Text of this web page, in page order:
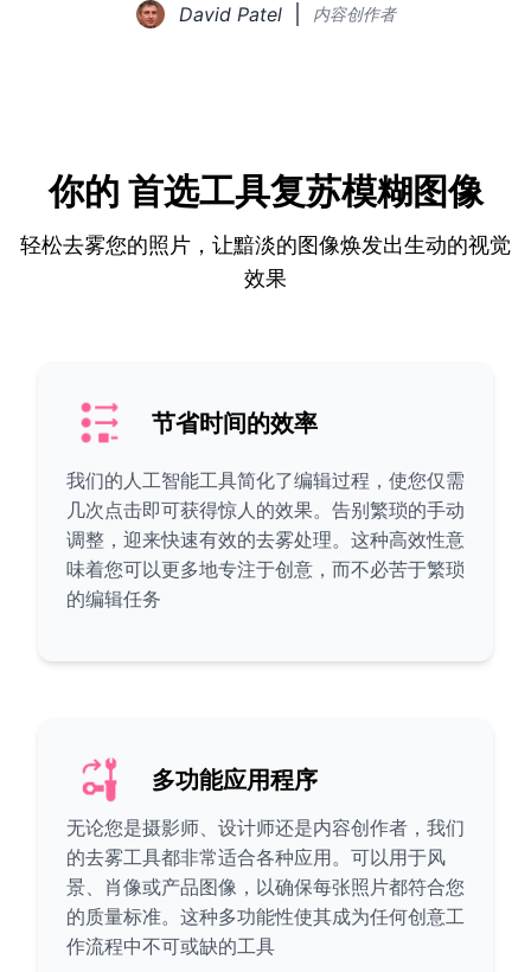
David Patel 内容创作者
你的 首选工具复苏模糊图像
轻松去雾您的照片，让黯淡的图像焕发出生动的视觉
效果
节省时间的效率
我们的人工智能工具简化了编辑过程，使您仅需
几次点击即可获得惊人的效果。告别繁琐的手动
调整，迎来快速有效的去雾处理。这种高效性意
味着您可以更多地专注于创意，而不必苦于繁琐
的编辑任务
多功能应用程序
无论您是摄影师、设计师还是内容创作者，我们
的去雾工具都非常适合各种应用。可以用于风
景、肖像或产品图像，以确保每张照片都符合您
的质量标准。这种多功能性使其成为任何创意工
作流程中不可或缺的工具